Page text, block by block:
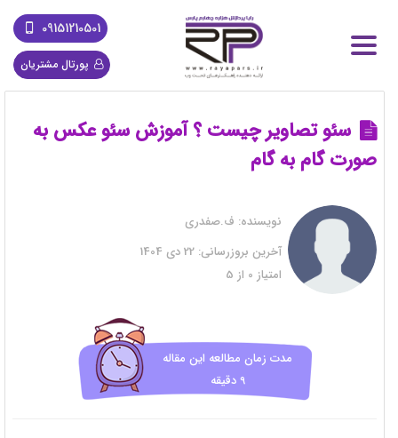
09151210501
پورتال مشتریان
سئو تصاویر چیست ؟ آموزش سئو عکس به
صورت گام به گام
نویسنده: ف.صفدری
آخرین بروزرسانی:
امتیاز 0 از 5
مدت زمان مطالعه این مقاله
9 دقیقه